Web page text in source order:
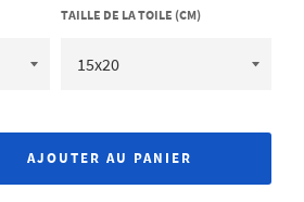
TAILLE DE LA TOILE (CM)
AJOUTER AU PANIER